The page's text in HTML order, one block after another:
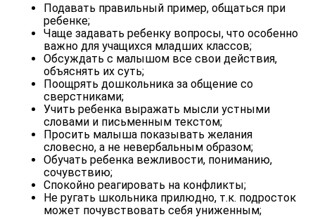
Подавать правильный пример, общаться при
ребенке;
Чаще задавать ребенку вопросы, что особенно
важно для учащихся младших классов;
Обсуждать с малышом все свои действия,
объяснять их суть;
Поощрять дошкольника за общение со
сверстниками;
Учить ребенка выражать мысли устными
словами и письменным текстом;
Просить малыша показывать желания
словесно, а не невербальным образом;
Обучать ребенка вежливости, пониманию,
сочувствию;
Спокойно реагировать на конфликты;
Не ругать школьника прилюдно, т.к. подросток
может почувствовать себя униженным;